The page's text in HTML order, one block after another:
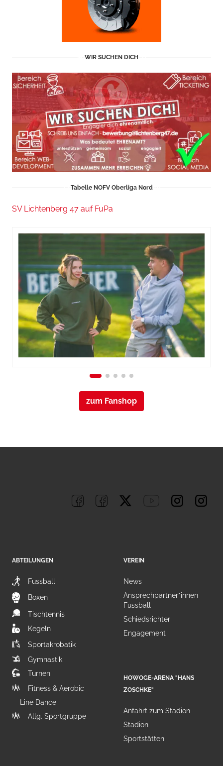
WIR SUCHEN DICH
Tabelle NOFV Oberliga Nord
SV Lichtenberg 47 auf FuPa
zum Fanshop
ABTEILUNGEN
Fussball
Boxen
Tischtennis
Kegeln
Sportakrobatik
Gymnastik
Turnen
Fitness & Aerobic
Line Dance
Allg. Sportgruppe
VEREIN
News
Ansprechpartner*innen
Fussball
Schiedsrichter
Engagement
HOWOGE-ARENA "HANS
ZOSCHKE"
Anfahrt zum Stadion
Stadion
Sportstätten